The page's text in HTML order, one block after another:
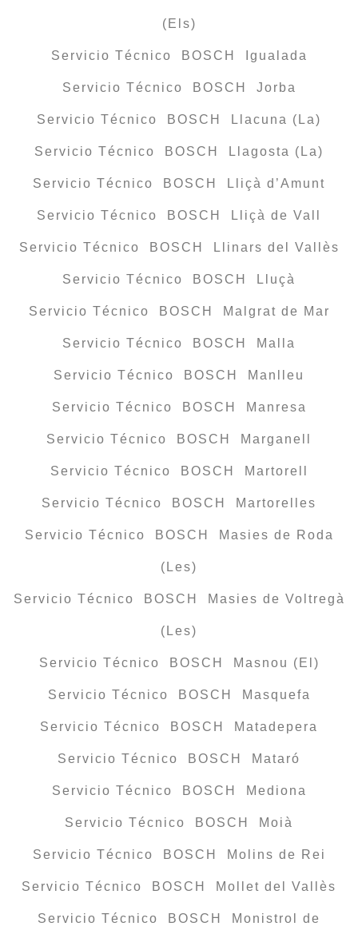
(Els)
Servicio Técnico BOSCH Igualada
Servicio Técnico BOSCH Jorba
Servicio Técnico BOSCH Llacuna (La)
Servicio Técnico BOSCH Llagosta (La)
Servicio Técnico BOSCH Lliçà d’Amunt
Servicio Técnico BOSCH Lliçà de Vall
Servicio Técnico BOSCH Llinars del Vallès
Servicio Técnico BOSCH Lluçà
Servicio Técnico BOSCH Malgrat de Mar
Servicio Técnico BOSCH Malla
Servicio Técnico BOSCH Manlleu
Servicio Técnico BOSCH Manresa
Servicio Técnico BOSCH Marganell
Servicio Técnico BOSCH Martorell
Servicio Técnico BOSCH Martorelles
Servicio Técnico BOSCH Masies de Roda
(Les)
Servicio Técnico BOSCH Masies de Voltregà
(Les)
Servicio Técnico BOSCH Masnou (El)
Servicio Técnico BOSCH Masquefa
Servicio Técnico BOSCH Matadepera
Servicio Técnico BOSCH Mataró
Servicio Técnico BOSCH Mediona
Servicio Técnico BOSCH Moià
Servicio Técnico BOSCH Molins de Rei
Servicio Técnico BOSCH Mollet del Vallès
Servicio Técnico BOSCH Monistrol de